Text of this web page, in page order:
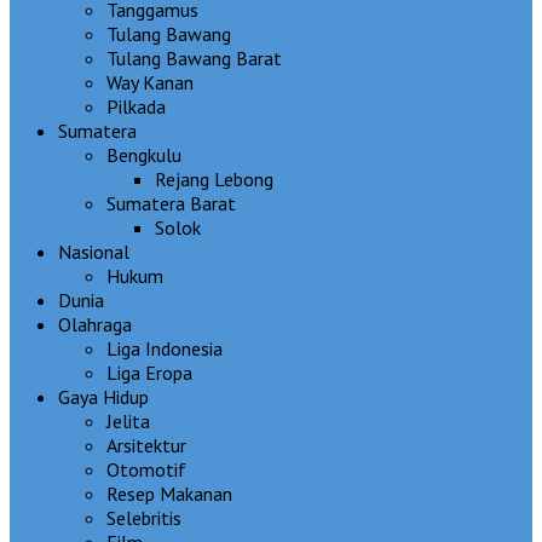
Tanggamus
Tulang Bawang
Tulang Bawang Barat
Way Kanan
Pilkada
Sumatera
Bengkulu
Rejang Lebong
Sumatera Barat
Solok
Nasional
Hukum
Dunia
Olahraga
Liga Indonesia
Liga Eropa
Gaya Hidup
Jelita
Arsitektur
Otomotif
Resep Makanan
Selebritis